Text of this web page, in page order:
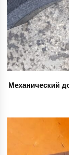
Механический